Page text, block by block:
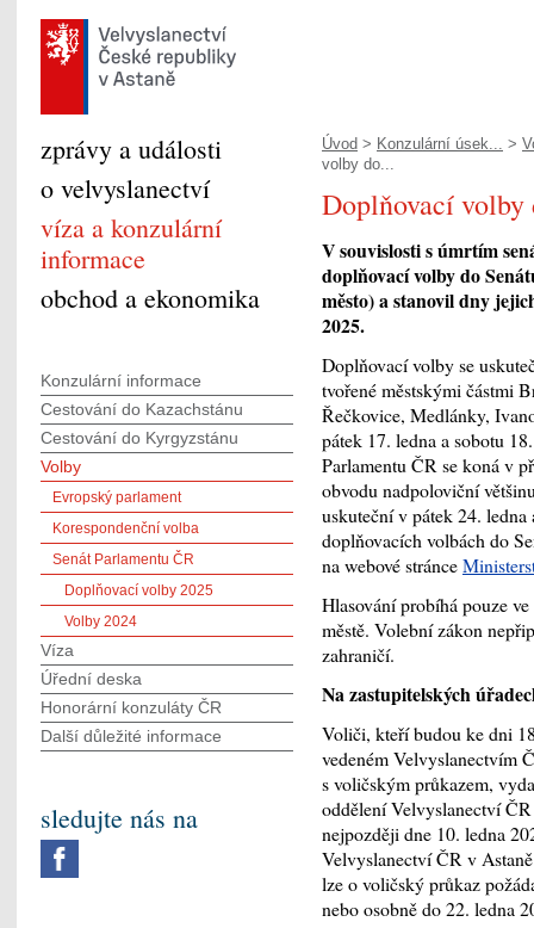
Úvod > Konzulární úsek... >
volby do...
Doplňovací volby
V souvislosti s úmrtím
doplňovací volby do
město) a stanovil dny
2025.
Doplňovací volby se
tvořené městskými částmi
Řečkovice, Medlánky,
pátek 17. ledna a sobotu
Parlamentu ČR se koná v
obvodu nadpoloviční
uskuteční v pátek 24.
doplňovacích volbách do
na webové stránce
Hlasování probíhá pouze
městě. Volební zákon
zahraničí.
Na zastupitelských
Voliči, kteří budou ke dni
vedeném Velvyslanectvím
s voličským průkazem,
oddělení Velvyslanectví
nejpozději dne 10. ledna
Velvyslanectví ČR v
lze o voličský průkaz
nebo osobně do 22. ledna
zprávy a události
o velvyslanectví
víza a konzulární
informace
obchod a ekonomika
Konzulární informace
Cestování do Kazachstánu
Cestování do Kyrgyzstánu
Volby
Evropský parlament
Korespondenční volba
Senát Parlamentu ČR
Doplňovací volby 2025
Volby 2024
Víza
Úřední deska
Honorární konzuláty ČR
Další důležité informace
sledujte nás na